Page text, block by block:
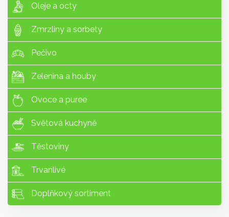
Oleje a octy
Zmrzliny a sorbety
Pečivo
Zelenina a houby
Ovoce a puree
Světová kuchyně
Těstoviny
Trvanlivé
Doplňkový sortiment